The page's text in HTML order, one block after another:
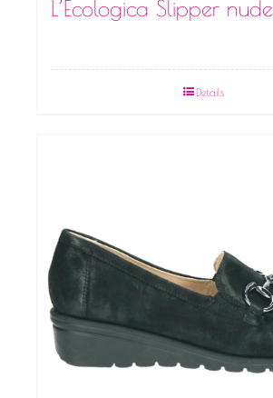
L’Ecologica Slipper nude
Details